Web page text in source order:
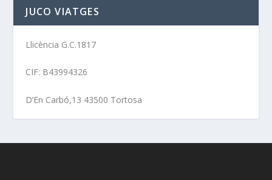
JUCO VIATGES
Llicència G.C.1817
CIF: B43994326
D’En Carbó,13 43500 Tortosa